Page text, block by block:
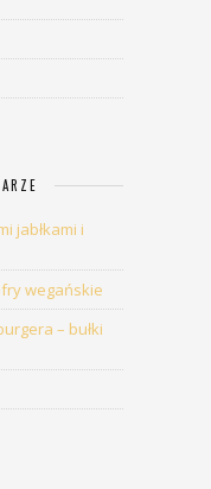
jabłkami i
wegańskie
– bułki